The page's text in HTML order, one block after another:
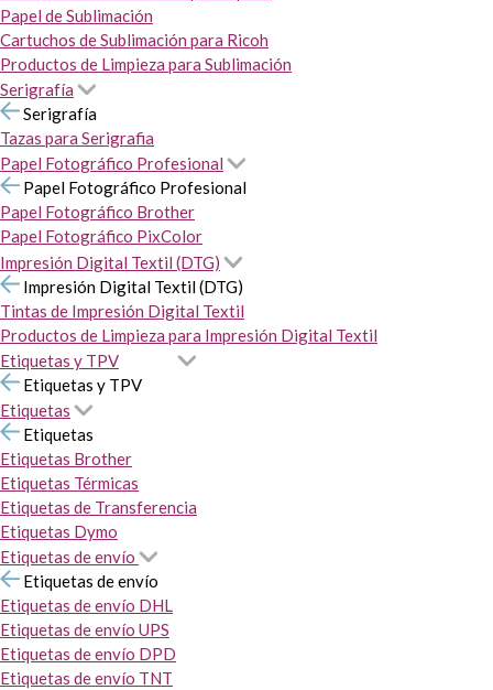
Papel de Sublimación
Cartuchos de Sublimación para Ricoh
Productos de Limpieza para Sublimación
Serigrafía
Serigrafía
Tazas para Serigrafia
Papel Fotográfico Profesional
Papel Fotográfico Profesional
Papel Fotográfico Brother
Papel Fotográfico PixColor
Impresión Digital Textil (DTG)
Impresión Digital Textil (DTG)
Tintas de Impresión Digital Textil
Productos de Limpieza para Impresión Digital Textil
Etiquetas y TPV
Etiquetas y TPV
Etiquetas
Etiquetas
Etiquetas Brother
Etiquetas Térmicas
Etiquetas de Transferencia
Etiquetas Dymo
Etiquetas de envío
Etiquetas de envío
Etiquetas de envío DHL
Etiquetas de envío UPS
Etiquetas de envío DPD
Etiquetas de envío TNT